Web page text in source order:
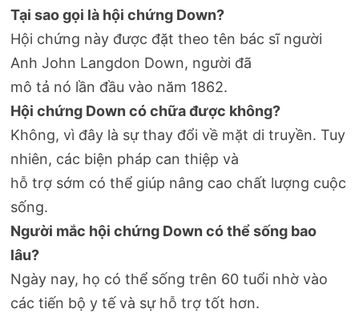
Tại sao gọi là hội chứng Down?
Hội chứng này được đặt theo tên bác sĩ người
Anh John Langdon Down, người đã
mô tả nó lần đầu vào năm 1862.
Hội chứng Down có chữa được không?
Không, vì đây là sự thay đổi về mặt di truyền. Tuy
nhiên, các biện pháp can thiệp và
hỗ trợ sớm có thể giúp nâng cao chất lượng cuộc
sống.
Người mắc hội chứng Down có thể sống bao
lâu?
Ngày nay, họ có thể sống trên 60 tuổi nhờ vào
các tiến bộ y tế và sự hỗ trợ tốt hơn.